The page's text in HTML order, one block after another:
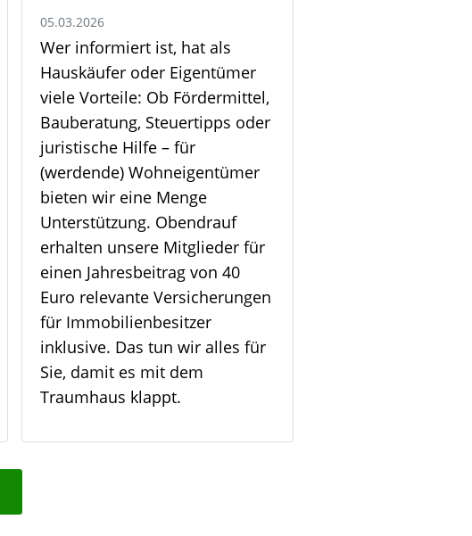
05.03.2026
Wer informiert ist, hat als
Hauskäufer oder Eigentümer
viele Vorteile: Ob Fördermittel,
Bauberatung, Steuertipps oder
juristische Hilfe – für
(werdende) Wohneigentümer
bieten wir eine Menge
Unterstützung. Obendrauf
erhalten unsere Mitglieder für
einen Jahresbeitrag von 40
Euro relevante Versicherungen
für Immobilienbesitzer
inklusive. Das tun wir alles für
Sie, damit es mit dem
Traumhaus klappt.